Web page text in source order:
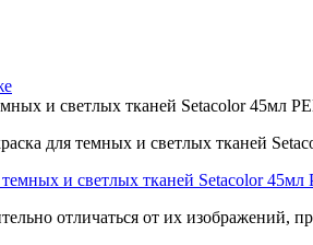
и светлых тканей Setacolor 45мл
отличаться от их изображений,